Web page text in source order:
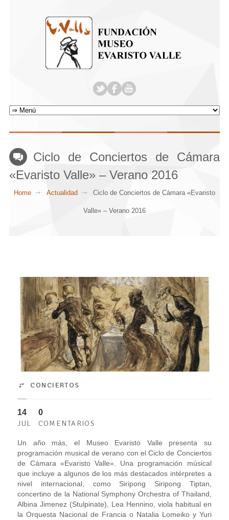
Ciclo de Conciertos de Cámara
«Evaristo Valle» – Verano 2016
Home Actualidad Ciclo de Conciertos de Cámara «Evaristo
Valle» – Verano 2016
CONCIERTOS
14
JUL
0
COMENTARIOS
Un año más, el Museo Evaristo Valle presenta su
programación musical de verano con el Ciclo de Conciertos
de Cámara «Evaristo Valle». Una programación músical
que incluye a algunos de los más destacados intérpretes a
nivel internacional, como Siripong Siripong Tiptan,
concertino de la National Symphony Orchestra of Thailand,
Albina Jimenez (Stulpinate), Lea Hennino, viola habitual en
la Orquesta Nacional de Francia o Natalia Lomeiko y Yuri